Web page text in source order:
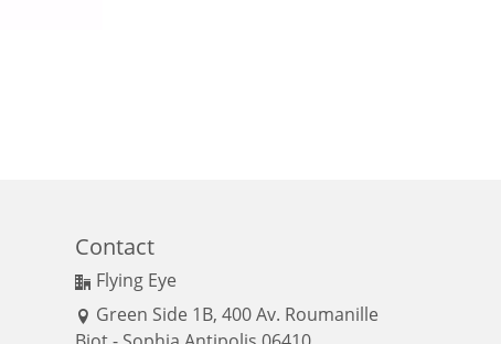
Contact
Flying Eye
Green Side 1B, 400 Av. Roumanille